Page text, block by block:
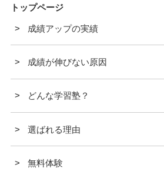
トップページ
成績アップの実績
成績が伸びない原因
どんな学習塾？
選ばれる理由
無料体験